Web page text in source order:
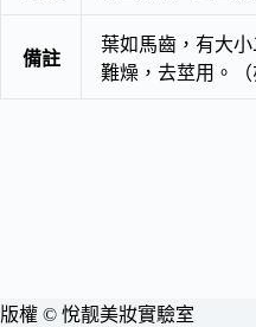
備註
葉如馬齒，有大
難燥，去莖用。（
版權 © 悅靓美妝實驗室